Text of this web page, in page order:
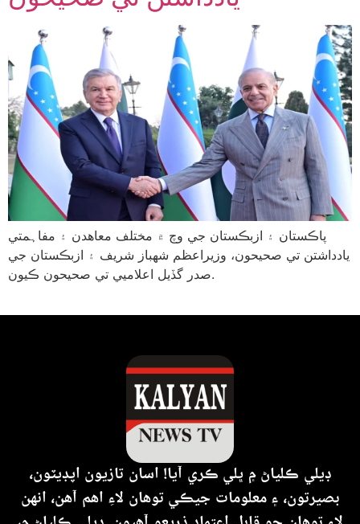
پاڪستان ۽ ازبڪستان جي وچ ۾ مختلف معاهدن ۽ مفاہمتي
يادداشتن تي صحيحون، وزيراعظم شهباز شريف ۽ ازبڪستان جي
صدر گڏيل اعلاميي تي صحيحون ڪيون.
ڊيلي ڪلياڻ ۾ ڀلي ڪري آيا! اسان تازيون اپڊيٽون،
بصيرتون، ۽ معلومات جيڪي توهان لاءِ اهم آهن، انهن